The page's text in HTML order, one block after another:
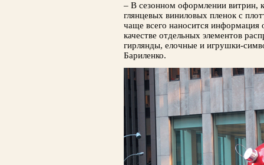
– В сезонном оформлении витрин,
глян­цевых виниловых пленок с
чаще всего на­носится информация
качестве отдельных элемен­тов
гирлянды, елочные и игрушки-
Бариленко.